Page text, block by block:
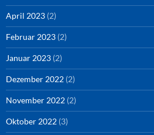
April 2023 (2)
Februar 2023 (2)
Januar 2023 (2)
Dezember 2022 (2)
November 2022 (2)
Oktober 2022 (3)